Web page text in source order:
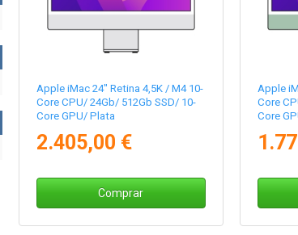
Apple iMac 24" Retina 4,5K / M4 10-
Core CPU/ 24Gb/ 512Gb SSD/ 10-
Core GPU/ Plata
2.405,00 €
Comprar
Apple
Core
Core